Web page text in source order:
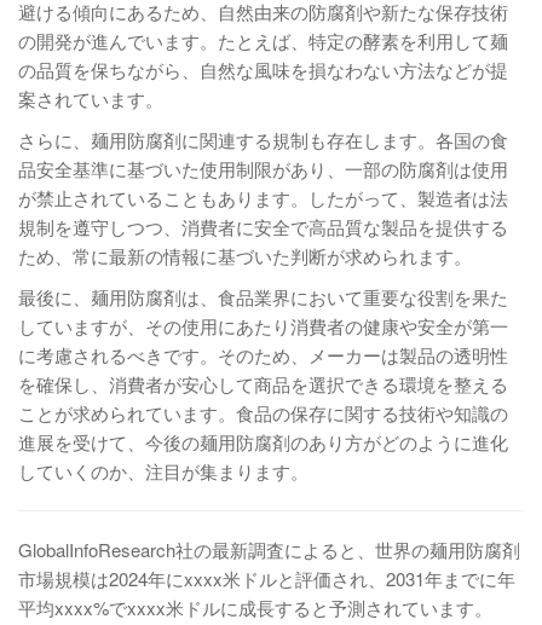
避ける傾向にあるため、自然由来の防腐剤や新たな保存技術
の開発が進んでいます。たとえば、特定の酵素を利用して麺
の品質を保ちながら、自然な風味を損なわない方法などが提
案されています。
さらに、麺用防腐剤に関連する規制も存在します。各国の食
品安全基準に基づいた使用制限があり、一部の防腐剤は使用
が禁止されていることもあります。したがって、製造者は法
規制を遵守しつつ、消費者に安全で高品質な製品を提供する
ため、常に最新の情報に基づいた判断が求められます。
最後に、麺用防腐剤は、食品業界において重要な役割を果た
していますが、その使用にあたり消費者の健康や安全が第一
に考慮されるべきです。そのため、メーカーは製品の透明性
を確保し、消費者が安心して商品を選択できる環境を整える
ことが求められています。食品の保存に関する技術や知識の
進展を受けて、今後の麺用防腐剤のあり方がどのように進化
していくのか、注目が集まります。
GlobalInfoResearch社の最新調査によると、世界の麺用防腐剤
市場規模は2024年にxxxx米ドルと評価され、2031年までに年
平均xxxx%でxxxx米ドルに成長すると予測されています。